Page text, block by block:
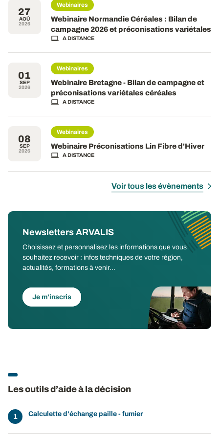
27
AOÛ
2026
Webinaires
Webinaire Normandie Céréales : Bilan de
campagne 2026 et préconisations variétales
A DISTANCE
01
SEP
2026
Webinaires
Webinaire Bretagne - Bilan de campagne et
préconisations variétales céréales
A DISTANCE
08
SEP
2026
Webinaires
Webinaire Préconisations Lin Fibre d'Hiver
A DISTANCE
Voir tous les évènements
Newsletters ARVALIS
Choisissez et personnalisez les informations que vous
souhaitez recevoir : infos techniques de votre région,
actualités, formations à venir...
Je m'inscris
Les outils d’aide à la décision
Calculette d'échange paille - fumier